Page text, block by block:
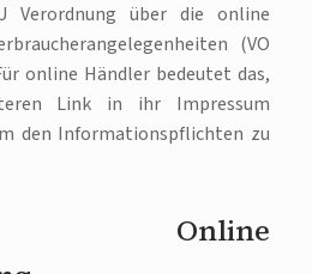
über die online
(VO
online Händler bedeutet das,
Link in ihr Impressum
den Informationspflichten zu
Online